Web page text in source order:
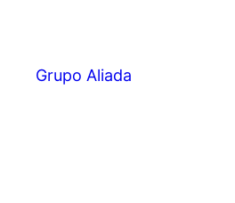
Grupo Aliada